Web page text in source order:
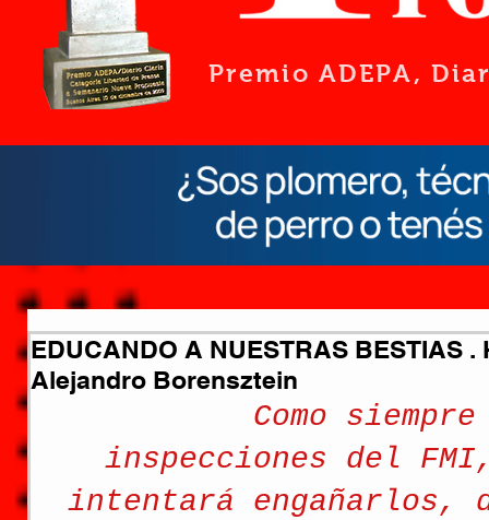
Premio ADEPA,
EDUCANDO A NUESTRAS BESTIAS .
Alejandro Borensztein
Como
inspecciones del
intentará engañarlos,